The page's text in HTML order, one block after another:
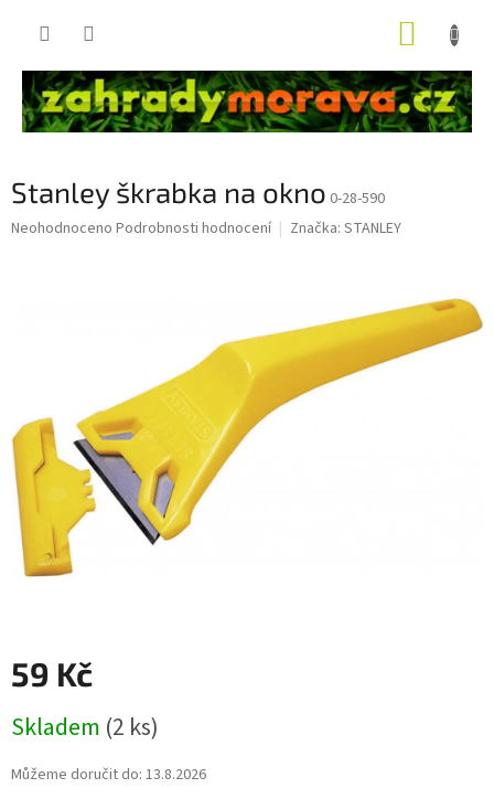
Stanley škrabka na okno 0-28-590
Průměrné
Neohodnoceno Podrobnosti hodnocení Značka: STANLEY
59 Kč
cena:
Skladem (2 ks)
Můžeme doručit do: 13.8.2026